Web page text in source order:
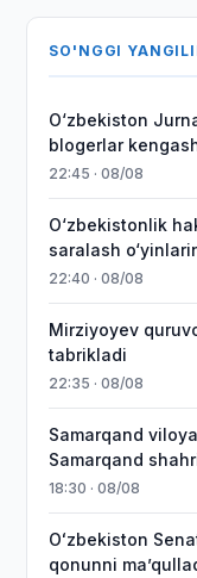
SO'NGGI
O‘zbekiston
blogerlar
22:45 · 08/08
O‘zbekistonlik
saralash
22:40 · 08/08
Mirziyoyev
tabrikladi
22:35 · 08/08
Samarqand
Samarqand
18:30 · 08/08
Oʻzbekiston
qonunni